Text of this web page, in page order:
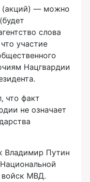
(акций) — можно
слова
участие
Нацгвардии
что факт
не означает
Владимир Путин
войск МВД.